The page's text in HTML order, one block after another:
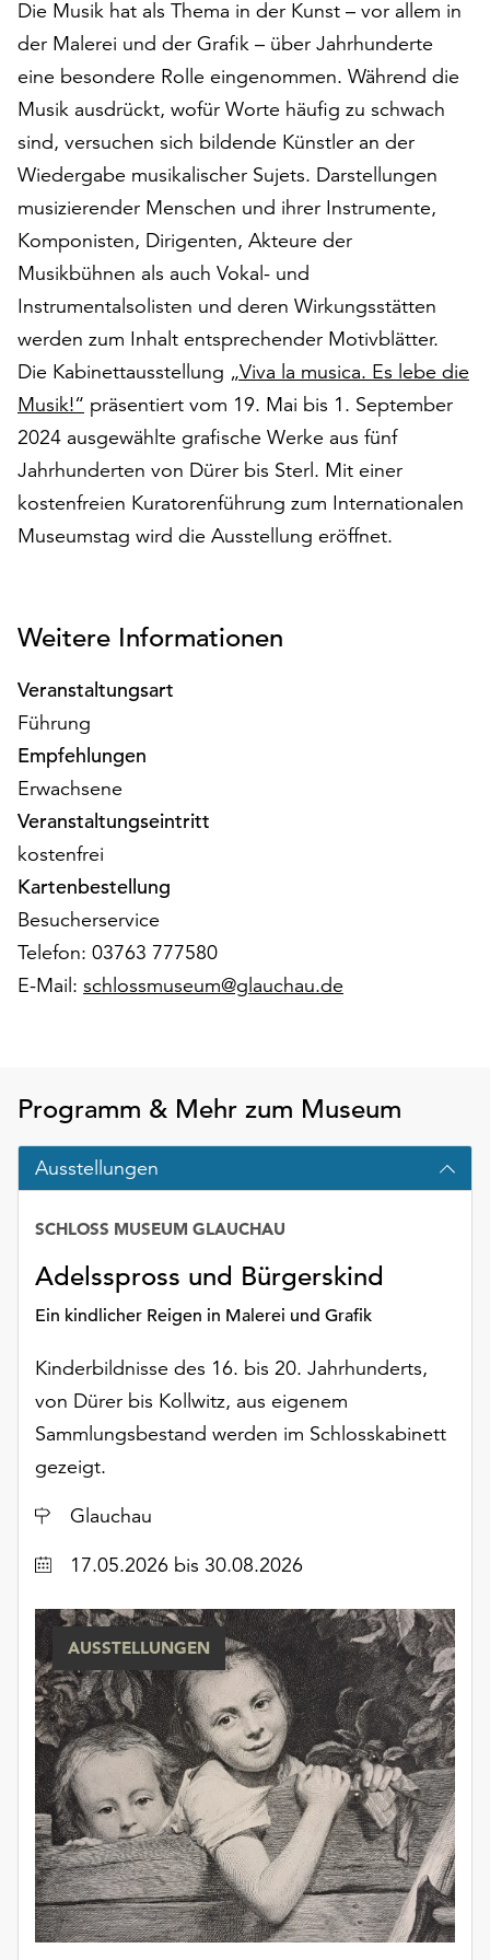
auf
„Alle
akzeptieren“,
um
alle
Cookies
zu
akzeptieren.
können
Ihr
Einverständnis
jederzeit
ändern
und
widerrufen.
Dafür
steht
Ihnen
am
Ende
der
Schaltfläche
„Cookie-
Einstellungen“
zur
Verfügung.
Funktionale
Cookies
werden
auch
ohne
Ihr
weiterhin
ausgeführt.
Möchten
Cookies
anpassen,
erreichen
Sie
die
Einstellungen
die
Schaltfläche
„Auswählen“.
Weitere
Informationen
finden
Sie
Datenschutzerklärung
dem
Die Musik hat als Thema in der Kunst – vor allem in
der Malerei und der Grafik – über Jahrhunderte
eine besondere Rolle eingenommen. Während die
Musik ausdrückt, wofür Worte häufig zu schwach
sind, versuchen sich bildende Künstler an der
Wiedergabe musikalischer Sujets. Darstellungen
musizierender Menschen und ihrer Instrumente,
Komponisten, Dirigenten, Akteure der
Musikbühnen als auch Vokal- und
Instrumentalsolisten und deren Wirkungsstätten
werden zum Inhalt entsprechender Motivblätter.
Die Kabinettausstellung „Viva la musica. Es lebe die
Musik!“ präsentiert vom 19. Mai bis 1. September
2024 ausgewählte grafische Werke aus fünf
Jahrhunderten von Dürer bis Sterl. Mit einer
kostenfreien Kuratorenführung zum Internationalen
Museumstag wird die Ausstellung eröffnet.
Weitere Informationen
Veranstaltungsart
Führung
Empfehlungen
Erwachsene
Veranstaltungseintritt
kostenfrei
Kartenbestellung
Besucherservice
Telefon: 03763 777580
E-Mail: schlossmuseum@glauchau.de
Programm & Mehr zum Museum
Ausstellungen
Adelsspross und Bürgerskind
Ein kindlicher Reigen in Malerei und Grafik
SCHLOSS MUSEUM GLAUCHAU
Kinderbildnisse des 16. bis 20. Jahrhunderts,
von Dürer bis Kollwitz, aus eigenem
Sammlungsbestand werden im Schlosskabinett
gezeigt.
Ort
Glauchau
Datum17.05.2026 bis 30.08.2026
AUSSTELLUNGEN